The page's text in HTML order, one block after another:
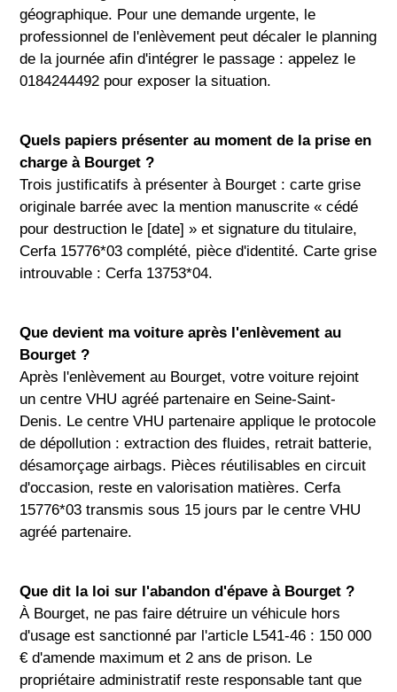
géographique. Pour une demande urgente, le
professionnel de l'enlèvement peut décaler le planning
de la journée afin d'intégrer le passage : appelez le
0184244492 pour exposer la situation.
Quels papiers présenter au moment de la prise en
charge à Bourget ?
Trois justificatifs à présenter à Bourget : carte grise
originale barrée avec la mention manuscrite « cédé
pour destruction le [date] » et signature du titulaire,
Cerfa 15776*03 complété, pièce d'identité. Carte grise
introuvable : Cerfa 13753*04.
Que devient ma voiture après l'enlèvement au
Bourget ?
Après l'enlèvement au Bourget, votre voiture rejoint
un centre VHU agréé partenaire en Seine-Saint-
Denis. Le centre VHU partenaire applique le protocole
de dépollution : extraction des fluides, retrait batterie,
désamorçage airbags. Pièces réutilisables en circuit
d'occasion, reste en valorisation matières. Cerfa
15776*03 transmis sous 15 jours par le centre VHU
agréé partenaire.
Que dit la loi sur l'abandon d'épave à Bourget ?
À Bourget, ne pas faire détruire un véhicule hors
d'usage est sanctionné par l'article L541-46 : 150 000
€ d'amende maximum et 2 ans de prison. Le
propriétaire administratif reste responsable tant que